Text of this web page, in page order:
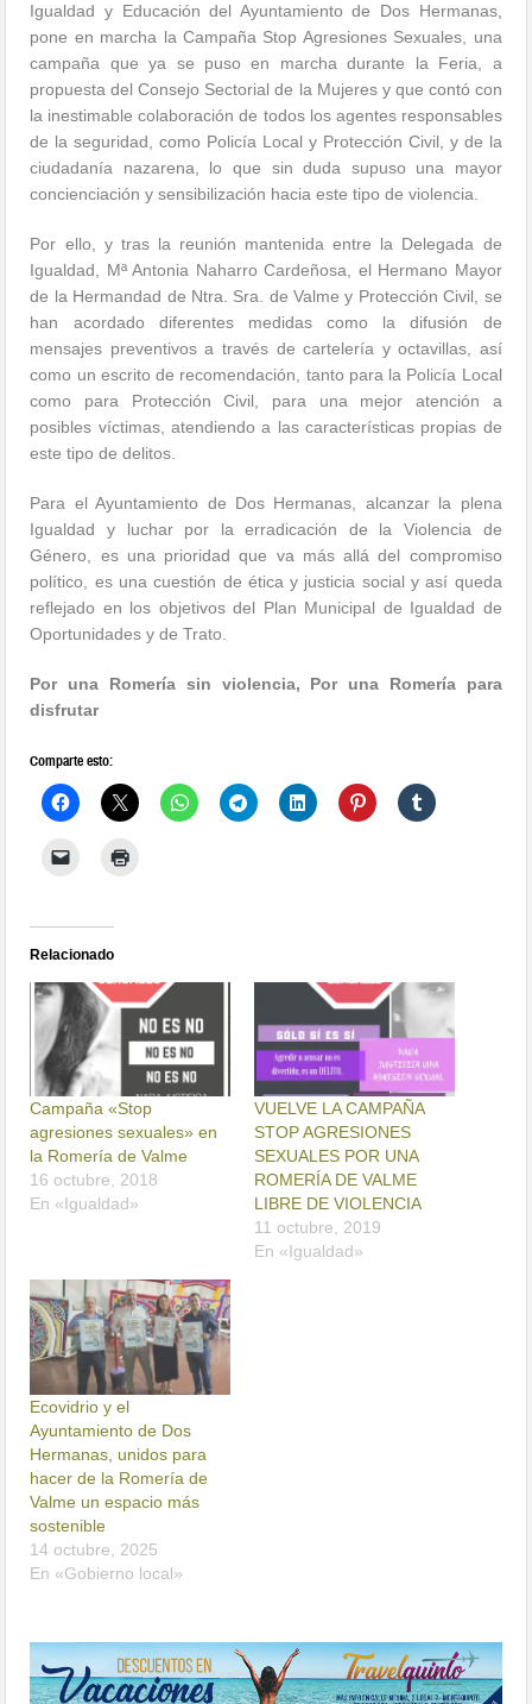
Igualdad y Educación del Ayuntamiento de Dos Hermanas,
pone en marcha la Campaña Stop Agresiones Sexuales, una
campaña que ya se puso en marcha durante la Feria, a
propuesta del Consejo Sectorial de la Mujeres y que contó con
la inestimable colaboración de todos los agentes responsables
de la seguridad, como Policía Local y Protección Civil, y de la
ciudadanía nazarena, lo que sin duda supuso una mayor
concienciación y sensibilización hacia este tipo de violencia.
Por ello, y tras la reunión mantenida entre la Delegada de
Igualdad, Mª Antonia Naharro Cardeñosa, el Hermano Mayor
de la Hermandad de Ntra. Sra. de Valme y Protección Civil, se
han acordado diferentes medidas como la difusión de
mensajes preventivos a través de cartelería y octavillas, así
como un escrito de recomendación, tanto para la Policía Local
como para Protección Civil, para una mejor atención a
posibles víctimas, atendiendo a las características propias de
este tipo de delitos.
Para el Ayuntamiento de Dos Hermanas, alcanzar la plena
Igualdad y luchar por la erradicación de la Violencia de
Género, es una prioridad que va más allá del compromiso
político, es una cuestión de ética y justicia social y así queda
reflejado en los objetivos del Plan Municipal de Igualdad de
Oportunidades y de Trato.
Por una Romería sin violencia, Por una Romería para
disfrutar
Comparte esto:
Relacionado
Campaña «Stop
agresiones sexuales» en
la Romería de Valme
16 octubre, 2018
En «Igualdad»
VUELVE LA CAMPAÑA
STOP AGRESIONES
SEXUALES POR UNA
ROMERÍA DE VALME
LIBRE DE VIOLENCIA
11 octubre, 2019
En «Igualdad»
Ecovidrio y el
Ayuntamiento de Dos
Hermanas, unidos para
hacer de la Romería de
Valme un espacio más
sostenible
14 octubre, 2025
En «Gobierno local»